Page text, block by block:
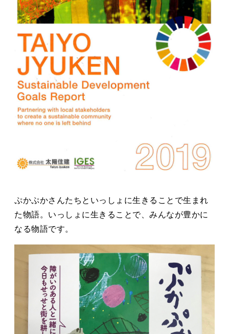
ぷかぷかさんたちといっしょに生きることで生まれ
た物語。いっしょに生きることで、みんなが豊かに
なる物語です。